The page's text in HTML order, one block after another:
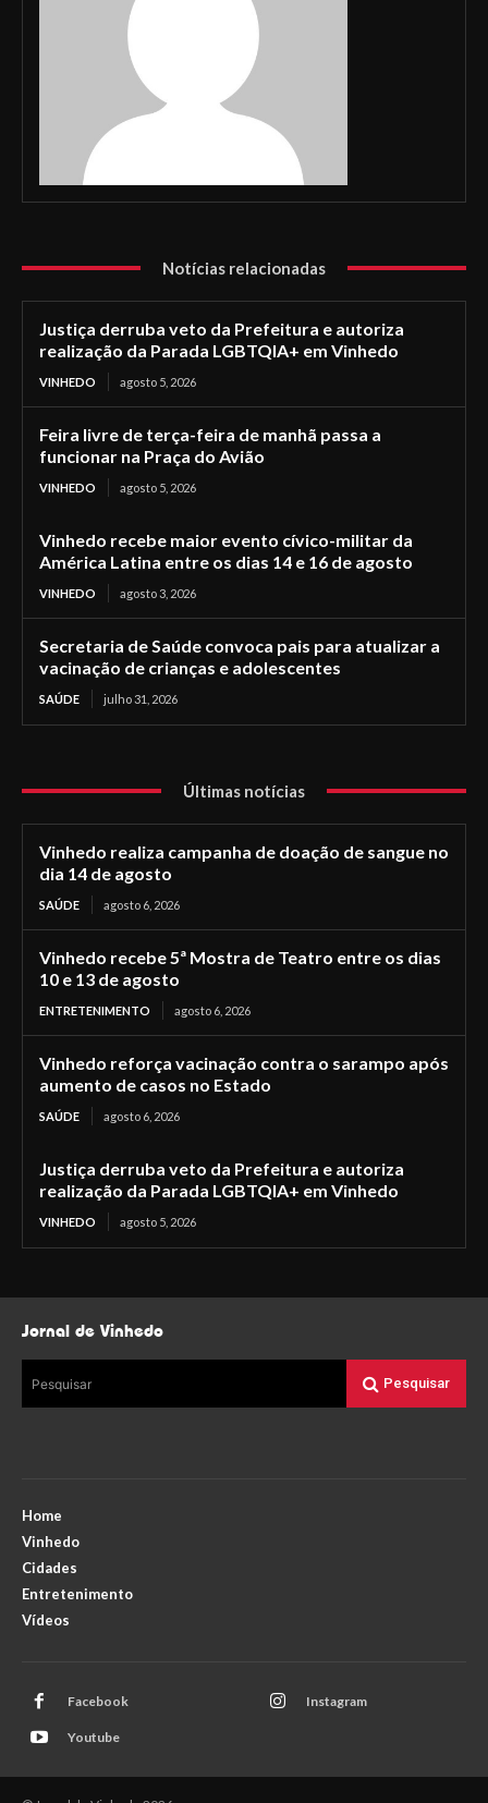
Notícias relacionadas
Justiça derruba veto da Prefeitura e autoriza
realização da Parada LGBTQIA+ em Vinhedo
VINHEDO agosto 5, 2026
Feira livre de terça-feira de manhã passa a
funcionar na Praça do Avião
VINHEDO agosto 5, 2026
Vinhedo recebe maior evento cívico-militar da
América Latina entre os dias 14 e 16 de agosto
VINHEDO agosto 3, 2026
Secretaria de Saúde convoca pais para atualizar a
vacinação de crianças e adolescentes
SAÚDE julho 31, 2026
Últimas notícias
Vinhedo realiza campanha de doação de sangue no
dia 14 de agosto
SAÚDE agosto 6, 2026
Vinhedo recebe 5ª Mostra de Teatro entre os dias
10 e 13 de agosto
ENTRETENIMENTO agosto 6, 2026
Vinhedo reforça vacinação contra o sarampo após
aumento de casos no Estado
SAÚDE agosto 6, 2026
Justiça derruba veto da Prefeitura e autoriza
realização da Parada LGBTQIA+ em Vinhedo
VINHEDO agosto 5, 2026
Jornal de Vinhedo
Pesquisar Pesquisar
Home
Vinhedo
Cidades
Entretenimento
Vídeos
Facebook Instagram
Youtube